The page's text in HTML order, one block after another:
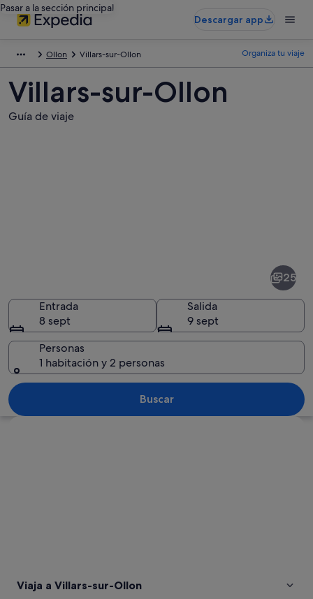
Pasar a la sección principal
Descargar app
Ollon Villars-sur-Ollon Organiza tu viaje
Villars-sur-Ollon
Guía de viaje
Ollon
Un paisaje montañoso con un
25
Entrada
8 sept
Salida
9 sept
Personas
1 habitación y 2 personas
Buscar
Viaja a Villars-sur-Ollon